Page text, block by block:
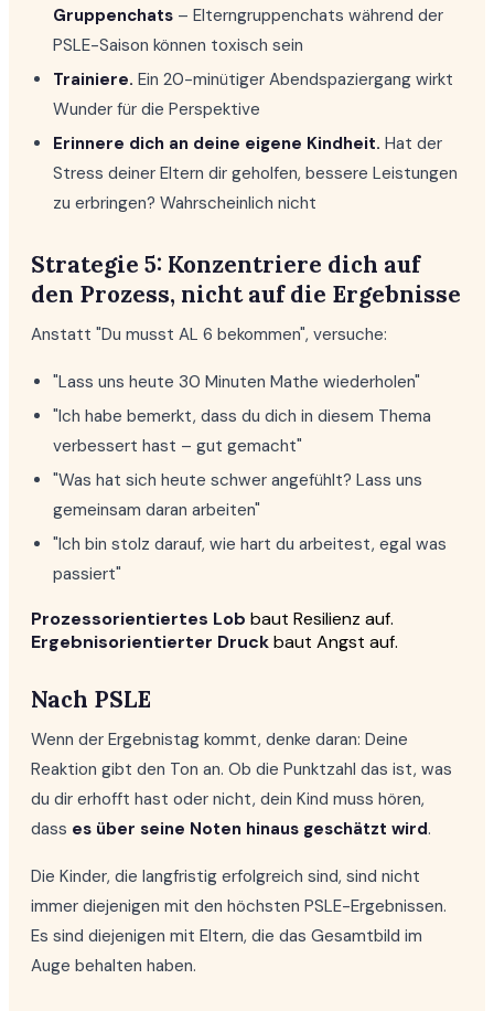
Gruppenchats – Elterngruppenchats während der
PSLE-Saison können toxisch sein
Trainiere. Ein 20-minütiger Abendspaziergang wirkt
Wunder für die Perspektive
Erinnere dich an deine eigene Kindheit. Hat der
Stress deiner Eltern dir geholfen, bessere Leistungen
zu erbringen? Wahrscheinlich nicht
Strategie 5: Konzentriere dich auf
den Prozess, nicht auf die Ergebnisse
Anstatt "Du musst AL 6 bekommen", versuche:
"Lass uns heute 30 Minuten Mathe wiederholen"
"Ich habe bemerkt, dass du dich in diesem Thema
verbessert hast – gut gemacht"
"Was hat sich heute schwer angefühlt? Lass uns
gemeinsam daran arbeiten"
"Ich bin stolz darauf, wie hart du arbeitest, egal was
passiert"
Prozessorientiertes Lob baut Resilienz auf.
Ergebnisorientierter Druckbaut Angst auf.
Nach PSLE
Wenn der Ergebnistag kommt, denke daran: Deine
Reaktion gibt den Ton an. Ob die Punktzahl das ist, was
du dir erhofft hast oder nicht, dein Kind muss hören,
dass es über seine Noten hinaus geschätzt wird.
Die Kinder, die langfristig erfolgreich sind, sind nicht
immer diejenigen mit den höchsten PSLE-Ergebnissen.
Es sind diejenigen mit Eltern, die das Gesamtbild im
Auge behalten haben.